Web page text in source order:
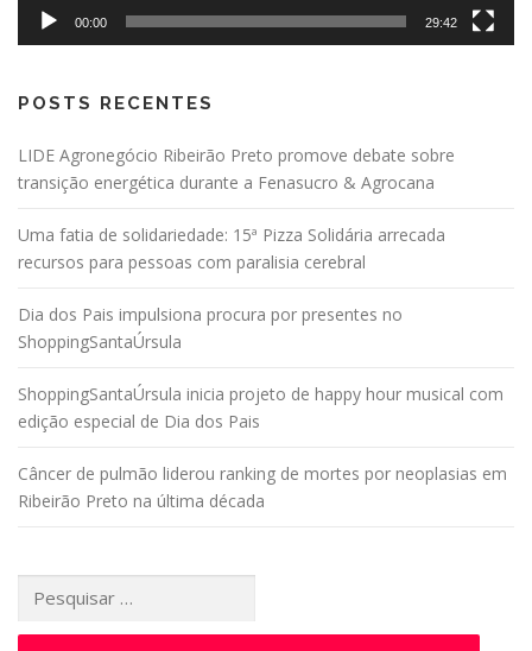
00:00 29:42
POSTS RECENTES
LIDE Agronegócio Ribeirão Preto promove debate sobre
transição energética durante a Fenasucro & Agrocana
Uma fatia de solidariedade: 15ª Pizza Solidária arrecada
recursos para pessoas com paralisia cerebral
Dia dos Pais impulsiona procura por presentes no
ShoppingSantaÚrsula
ShoppingSantaÚrsula inicia projeto de happy hour musical com
edição especial de Dia dos Pais
Câncer de pulmão liderou ranking de mortes por neoplasias em
Ribeirão Preto na última década
por: